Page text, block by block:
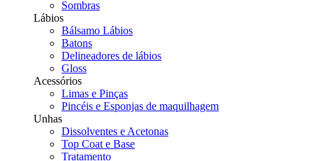
Sombras
Lábios
Bálsamo Lábios
Batons
Delineadores de lábios
Gloss
Acessórios
Limas e Pinças
Pincéis e Esponjas de maquilhagem
Unhas
Dissolventes e Acetonas
Top Coat e Base
Tratamento